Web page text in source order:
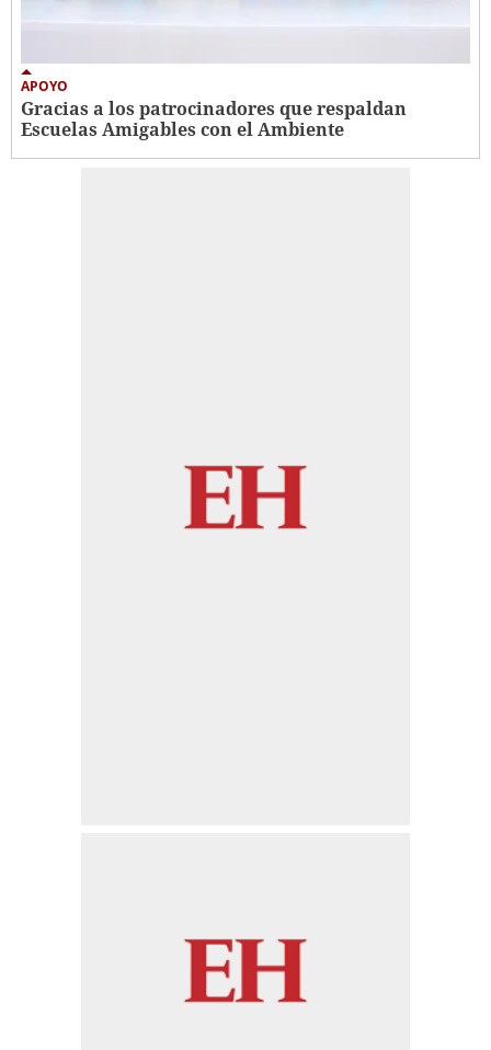
APOYO
Gracias a los patrocinadores que respaldan
Escuelas Amigables con el Ambiente